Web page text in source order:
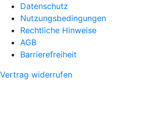
Datenschutz
Nutzungsbedingungen
Rechtliche Hinweise
AGB
Barrierefreiheit
Vertrag widerrufen